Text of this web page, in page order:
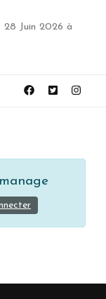
28 Juin 2026 à